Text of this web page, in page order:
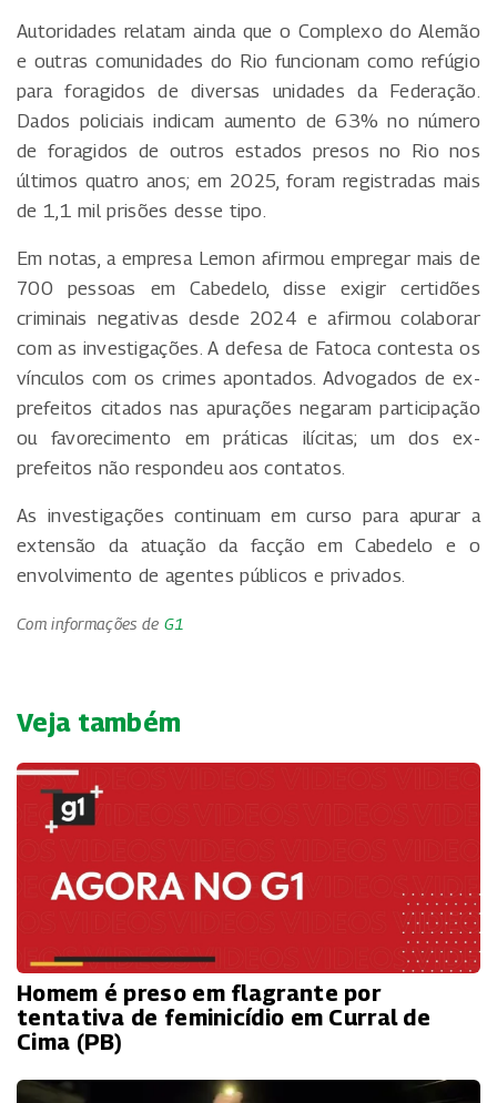
Autoridades relatam ainda que o Complexo do Alemão
e outras comunidades do Rio funcionam como refúgio
para foragidos de diversas unidades da Federação.
Dados policiais indicam aumento de 63% no número
de foragidos de outros estados presos no Rio nos
últimos quatro anos; em 2025, foram registradas mais
de 1,1 mil prisões desse tipo.
Em notas, a empresa Lemon afirmou empregar mais de
700 pessoas em Cabedelo, disse exigir certidões
criminais negativas desde 2024 e afirmou colaborar
com as investigações. A defesa de Fatoca contesta os
vínculos com os crimes apontados. Advogados de ex-
prefeitos citados nas apurações negaram participação
ou favorecimento em práticas ilícitas; um dos ex-
prefeitos não respondeu aos contatos.
As investigações continuam em curso para apurar a
extensão da atuação da facção em Cabedelo e o
envolvimento de agentes públicos e privados.
Com informações de G1
Veja também
Homem é preso em flagrante por
tentativa de feminicídio em Curral de
Cima (PB)